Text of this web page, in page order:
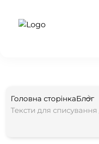
Головна сторінкаБлог
Тексти для списування